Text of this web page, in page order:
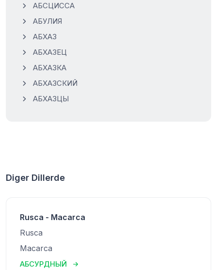
АБСЦИССА
АБУЛИЯ
АБХАЗ
АБХАЗЕЦ
АБХАЗКА
АБХАЗСКИЙ
АБХАЗЦЫ
Diger Dillerde
Rusca - Macarca
Rusca
Macarca
АБСУРДНЫЙ